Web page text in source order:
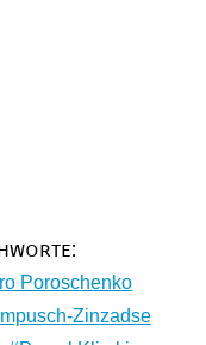
Poroschenko
Zinzadse